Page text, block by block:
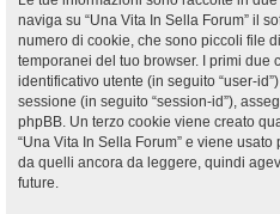
naviga su “Una Vita In Sella Forum” il
numero di cookie, che sono piccoli file
temporanei del tuo browser. I primi due
identificativo utente (in seguito “user-
sessione (in seguito “session-id”),
phpBB. Un terzo cookie viene creato
“Una Vita In Sella Forum” e viene
da quelli ancora da leggere, quindi
future.